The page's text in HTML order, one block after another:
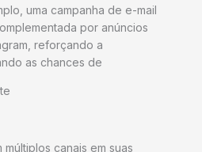
uma campanha de e-mail
por anúncios
reforçando a
as chances de
múltiplos canais em suas